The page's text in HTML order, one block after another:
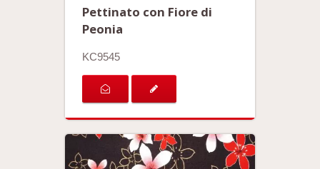
Pettinato con Fiore di
Peonia
KC9545